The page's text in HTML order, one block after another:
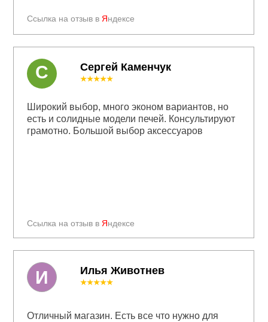
Ссылка на отзыв в Яндексе
Сергей Каменчук
Ссылка на отзыв в Яндексе
★★★★★
Широкий выбор, много эконом вариантов, но
есть и солидные модели печей. Консультируют
грамотно. Большой выбор аксессуаров
С
Илья Животнев
★★★★★
Отличный магазин. Есть все что нужно для
И